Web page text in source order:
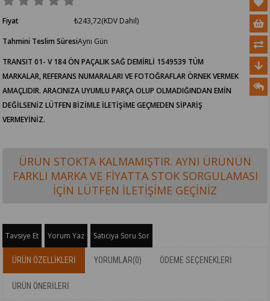
Fiyat ₺243,72(KDV Dahil)
Tahmini Teslim SüresiAynı Gün
TRANSIT 01- V 184 ÖN PAÇALIK SAĞ DEMİRLİ 1549539 TÜM
MARKALAR, REFERANS NUMARALARI VE FOTOĞRAFLAR ÖRNEK VERMEK
AMAÇLIDIR. ARACINIZA UYUMLU PARÇA OLUP OLMADIĞINDAN EMİN
DEĞİLSENİZ LÜTFEN BİZİMLE İLETİŞİME GEÇMEDEN SİPARİŞ
VERMEYİNİZ.
ÜRÜN STOKTA KALMAMIŞTIR. AYNI ÜRÜNÜN
FARKLI MARKA VE FİYATTA STOK SORGULAMASI
İÇİN LÜTFEN İLETİŞİME GEÇİNİZ
Tavsiye Et Yorum Yaz Satıcıya Soru Sor
ÜRÜN ÖZELLIKLERI YORUMLAR(0) ÖDEME SEÇENEKLERI
ÜRÜN ÖNERILERI